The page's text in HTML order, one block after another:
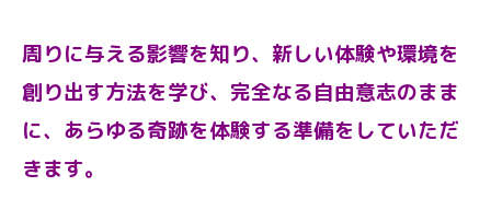
周りに与える影響を知り、新しい体験や環境を
創り出す方法を学び、完全なる自由意志のまま
に、あらゆる奇跡を体験する準備をしていただ
きます。